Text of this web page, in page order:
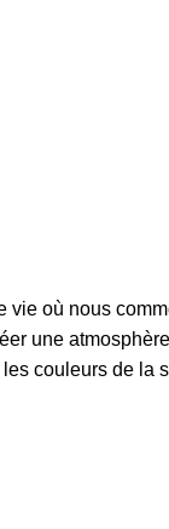
vie où nous
une
couleurs de la